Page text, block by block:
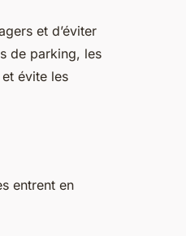
et d’éviter
de parking, les
évite les
entrent en